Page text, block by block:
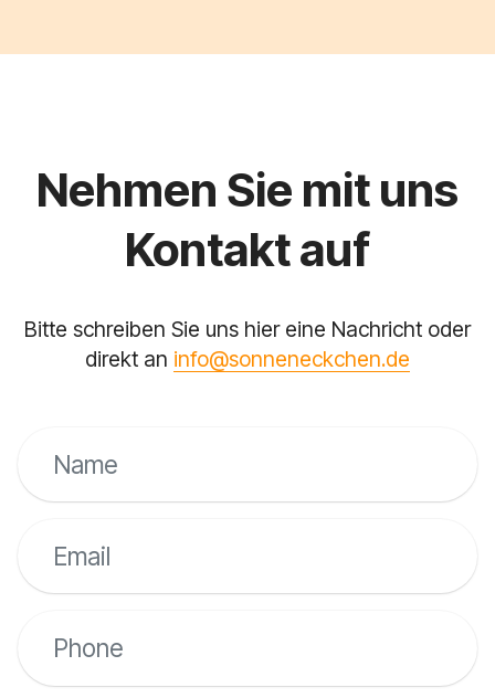
Nehmen Sie mit uns
Kontakt auf
Bitte schreiben Sie uns hier eine Nachricht oder
direkt an info@sonneneckchen.de